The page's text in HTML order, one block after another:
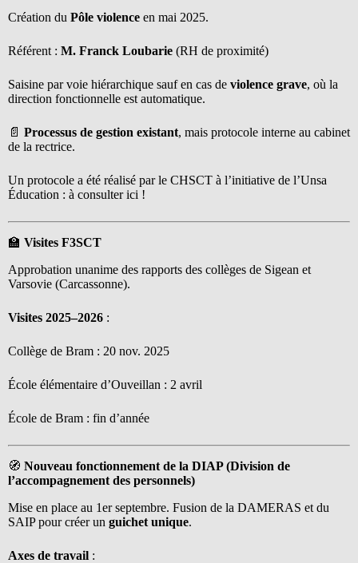
Création du Pôle violence en mai 2025.
Référent : M. Franck Loubarie (RH de proximité)
Saisine par voie hiérarchique sauf en cas de violence grave, où la
direction fonctionnelle est automatique.
📄 Processus de gestion existant, mais protocole interne au cabinet
de la rectrice.
Un protocole a été réalisé par le CHSCT à l’initiative de l’Unsa
Éducation : à consulter ici !
🏫 Visites F3SCT
Approbation unanime des rapports des collèges de Sigean et
Varsovie (Carcassonne).
Visites 2025–2026 :
Collège de Bram : 20 nov. 2025
École élémentaire d’Ouveillan : 2 avril
École de Bram : fin d’année
🧭 Nouveau fonctionnement de la DIAP (Division de
l’accompagnement des personnels)
Mise en place au 1er septembre. Fusion de la DAMERAS et du
SAIP pour créer un guichet unique.
Axes de travail :